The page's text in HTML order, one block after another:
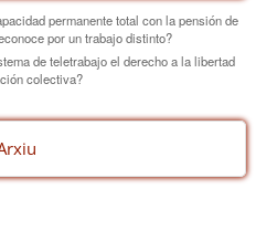
permanente total con la pensión de
por un trabajo distinto?
de teletrabajo el derecho a la libertad
colectiva?